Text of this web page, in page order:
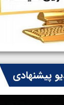
جهان؛ سکوی تیمی
مدال در پنج وزن دوم
جهانپیشنهادی